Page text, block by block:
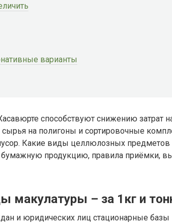
варианты
способствуют снижению затрат
сырья на полигоны и сортировочные
Какие виды целлюлозных
продукцию, правила приёмки,
макулатуры – за 1кг и
и юридических лиц стационарные базы